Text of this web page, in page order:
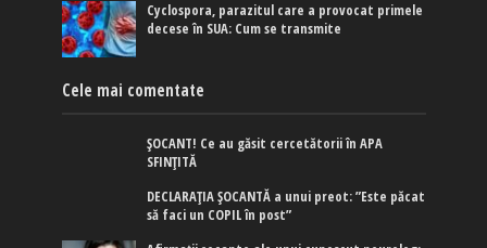
Cyclospora, parazitul care a provocat primele
decese în SUA: Cum se transmite
Cele mai comentate
ȘOCANT! Ce au găsit cercetătorii în APA
SFINȚITĂ
DECLARAȚIA ȘOCANTĂ a unui preot: ”Este păcat
să faci un COPIL în post”